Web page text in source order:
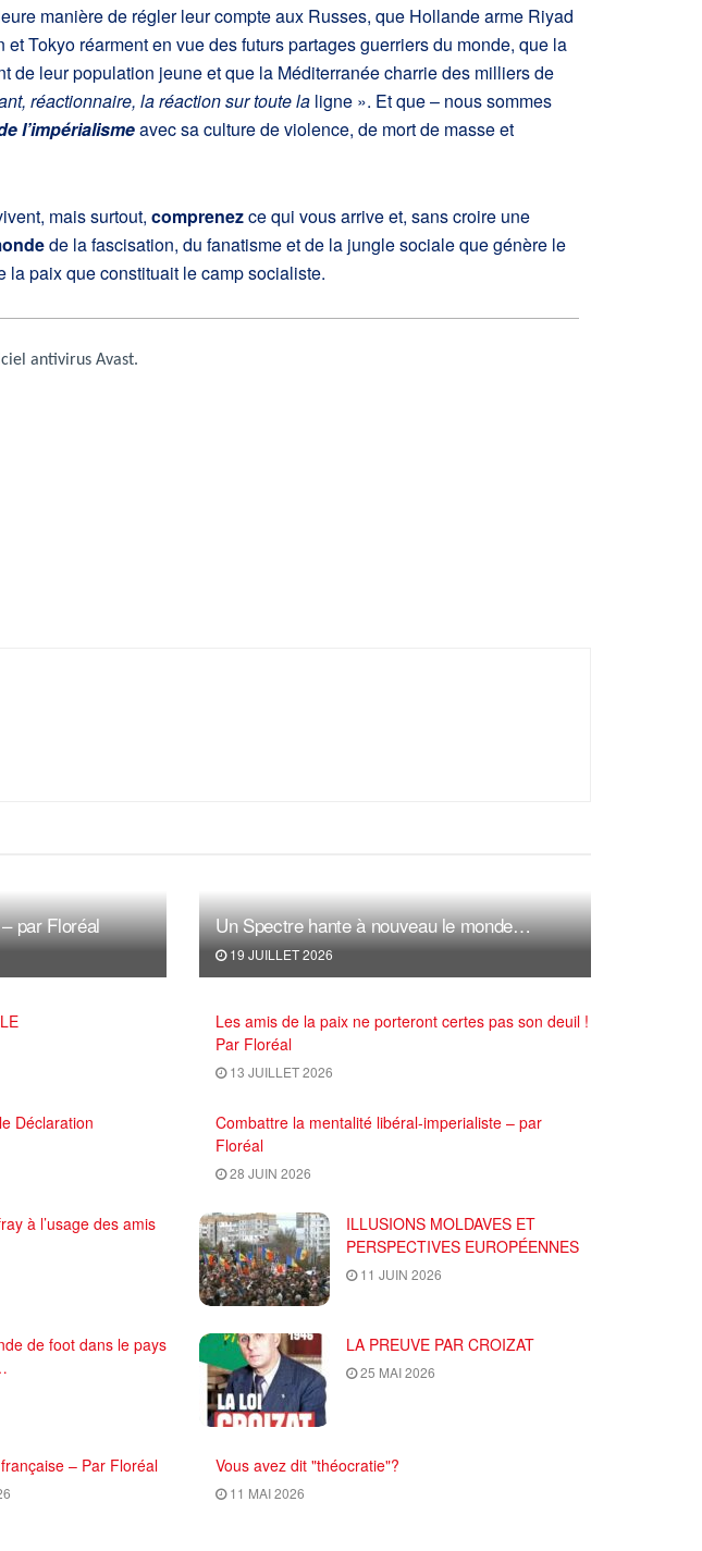
manière de régler leur compte aux Russes, que Hollande arme Riyad
Tokyo réarment en vue des futurs partages guerriers du monde, que la
de leur population jeune et que la Méditerranée charrie des milliers de
réactionnaire, la réaction sur toute la ligne ». Et que – nous sommes
l’impérialismeavec sa culture de violence, de mort de masse et
mais surtout, comprenezce qui vous arrive et, sans croire une
de la fascisation, du fanatisme et de la jungle sociale que génère le
la paix que constituait le camp socialiste.
antivirus Avast.
par Floréal Un Spectre hante à nouveau le monde…
19 JUILLET 2026
Les amis de la paix ne porteront certes pas son deuil !
Par Floréal
13 JUILLET 2026
Déclaration
Combattre la mentalité libéral-imperialiste – par
Floréal
28 JUIN 2026
à l’usage des amis
ILLUSIONS MOLDAVES ET
PERSPECTIVES EUROPÉENNES
11 JUIN 2026
de foot dans le pays
LA PREUVE PAR CROIZAT
25 MAI 2026
– Par Floréal Vous avez dit "théocratie"?
11 MAI 2026